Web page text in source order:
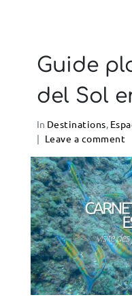
Guide
del Sol
In Destinations,
Leave a comment